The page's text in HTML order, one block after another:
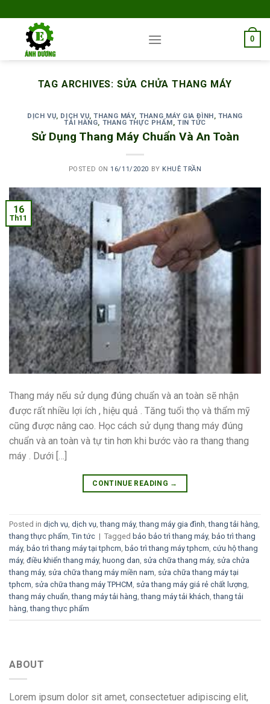
to
content
0
TAG ARCHIVES: SỬA CHỬA THANG MÁY
DỊCH VỤ, DỊCH VỤ,THANG MÁY, THANG MÁY GIA ĐÌNH, THANG
TẢI HÀNG, THANG THỰC PHẨM,TIN TỨC
Sử Dụng Thang Máy Chuẩn Và An Toàn
POSTED ON16/11/2020 BY KHUÊ TRẦN
16
Th11
Thang máy nếu sử dụng đúng chuẩn và an toàn sẽ nhận
được rất nhiều lợi ích , hiệu quả . Tăng tuổi thọ và thẩm mỹ
cũng được nâng cao. Học cách sử dụng thang máy đúng
chuẩn và an toàn và tự tin hơn khi bước vào ra thang thang
máy . Dưới […]
CONTINUE READING →
Posted in dịch vụ, dịch vụ,thang máy,thang máy gia đình,thang tải hàng,
thang thực phẩm, Tin tức | Tagged bảo bảo trì thang máy, bảo trì thang
máy, bảo trì thang máy tại tphcm, bảo trì thang máy tphcm, cứu hộ thang
máy, điều khiển thang máy, huong dan, sửa chữa thang máy, sửa chửa
thang máy, sửa chữa thang máy miền nam, sửa chữa thang máy tại
tphcm, sửa chữa thang máy TPHCM, sửa thang máy giá rẻ chất lượng,
thang máy chuẩn,thang máy tải hàng,thang máy tải khách,thang tải
hàng,thang thực phẩm
ABOUT
Lorem ipsum dolor sit amet, consectetuer adipiscing elit,